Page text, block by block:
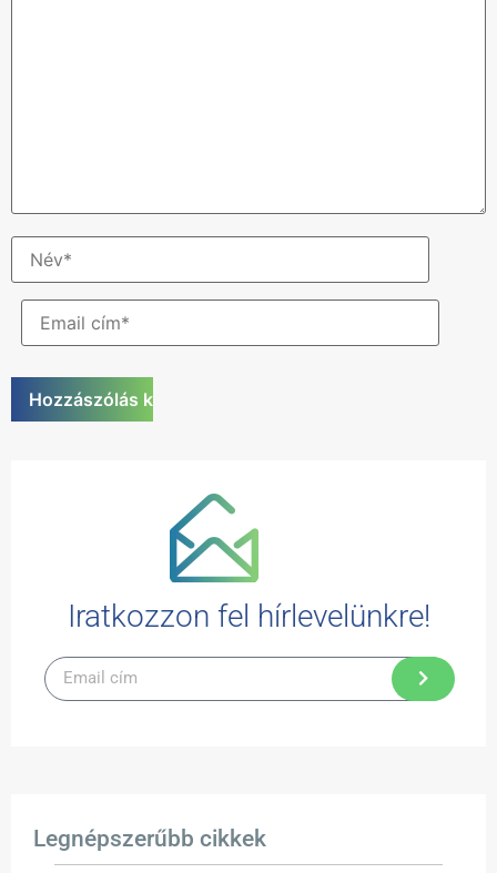
Iratkozzon fel hírlevelünkre!
Legnépszerűbb cikkek